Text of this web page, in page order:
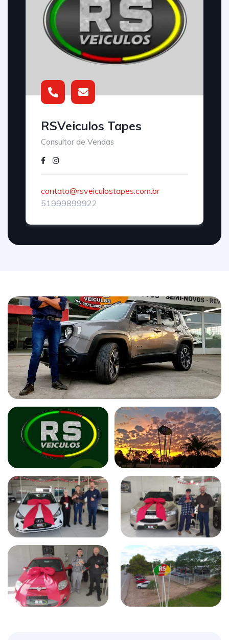
RSVeiculos Tapes
Consultor de Vendas
contato@rsveiculostapes.com.br
51999899922